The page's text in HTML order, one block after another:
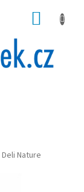
Deli Nature